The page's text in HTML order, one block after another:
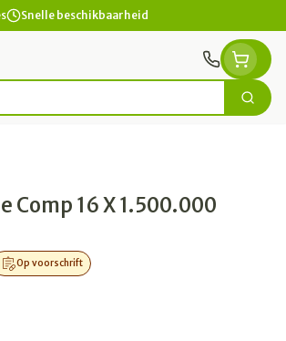
Snelle beschikbaarheid
Zoek
Comp 16 X 1.500.000
Op voorschrift